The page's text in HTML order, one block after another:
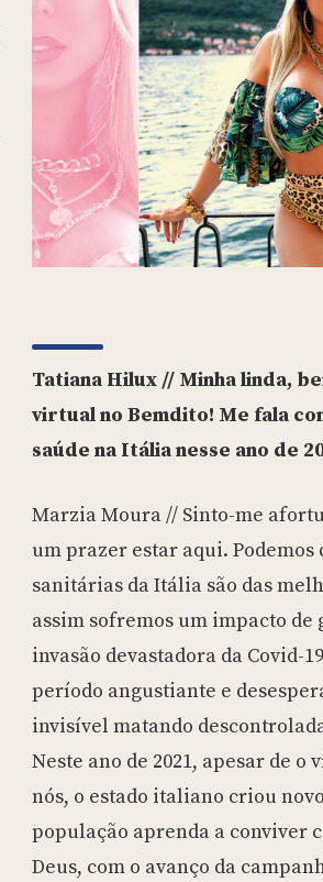
Tatiana Hilux // Minha linda,
virtual no Bemdito! Me fala
saúde na Itália nesse ano de
Marzia Moura // Sinto-me
um prazer estar aqui. Podemos
sanitárias da Itália são das
assim sofremos um impacto
invasão devastadora da Covid-
período angustiante e
invisível matando
Neste ano de 2021, apesar de
nós, o estado italiano criou
população aprenda a conviver
Deus, com o avanço da